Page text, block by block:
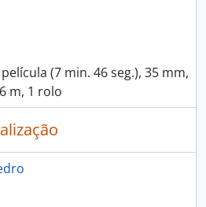
(7 min. 46 seg.), 35 mm,
m, 1 rolo